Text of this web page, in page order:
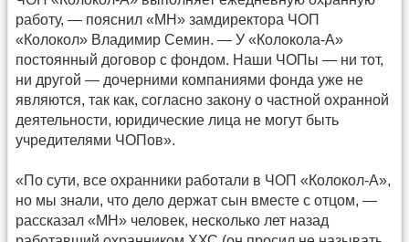
работу, — пояснил «МН» замдиректора ЧОП
«Колокол» Владимир Семин. — У «Колокола-А»
постоянный договор с фондом. Наши ЧОПы — ни тот,
ни другой — дочерними компаниями фонда уже не
являются, так как, согласно закону о частной охранной
деятельности, юридические лица не могут быть
учредителями ЧОПов».
«По сути, все охранники работали в ЧОП «Колокол-А»,
но мы знали, что дело держат сын вместе с отцом, —
рассказал «МН» человек, несколько лет назад